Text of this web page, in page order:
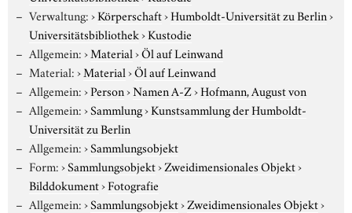
Verwaltung:›Körperschaft›Humboldt-Universität zu Berlin›
Universitätsbibliothek›Kustodie
Allgemein:›Material›Öl auf Leinwand
Material:›Material›Öl auf Leinwand
Allgemein:›Person›Namen A-Z›Hofmann, August von
Allgemein:›Sammlung›Kunstsammlung der Humboldt-
Universität zu Berlin
Allgemein:›Sammlungsobjekt
Form:›Sammlungsobjekt›Zweidimensionales Objekt›
Bilddokument›Fotografie
Allgemein:›Sammlungsobjekt›Zweidimensionales Objekt›